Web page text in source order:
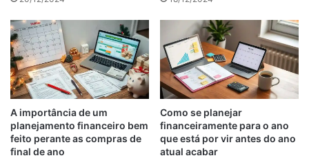
A importância de um
planejamento financeiro bem
feito perante as compras de
final de ano
Como se planejar
financeiramente para o ano
que está por vir antes do ano
atual acabar